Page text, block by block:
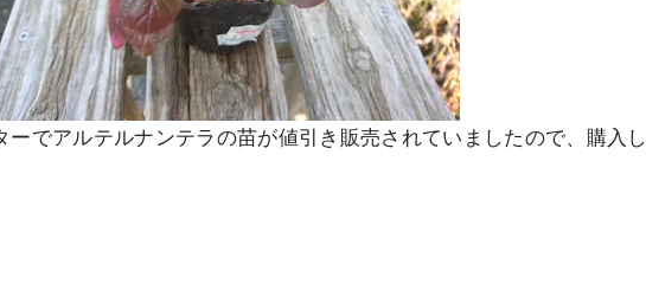
ーでアルテルナンテラの苗が値引き販売されていましたので、購入し